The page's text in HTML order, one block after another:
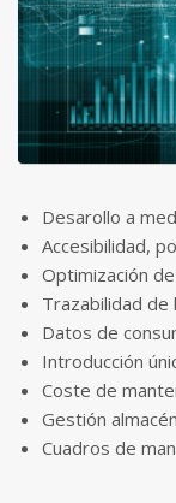
Desarollo a
Accesibilidad,
Optimización
Trazabilidad
Datos de
Introducción
Coste de
Gestión
Cuadros de